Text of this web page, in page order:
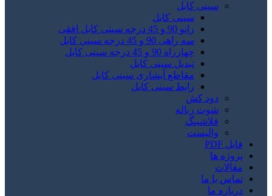
سینی کابل
سینی کابل
زانو 90 و 45 درجه سینی کابل افقی
سه راهی 90 و 45 درجه سینی کابل
چهارراه 90 و 45 درجه سینی کابل
تبدیل سینی کابل
مقاطع آبشاری سینی کابل
رابط سینی کابل
دود کش
شوت زباله
فلاشینگ
والپست
فایل PDF
پروژه ها
مقالات
تماس با ما
درباره ما